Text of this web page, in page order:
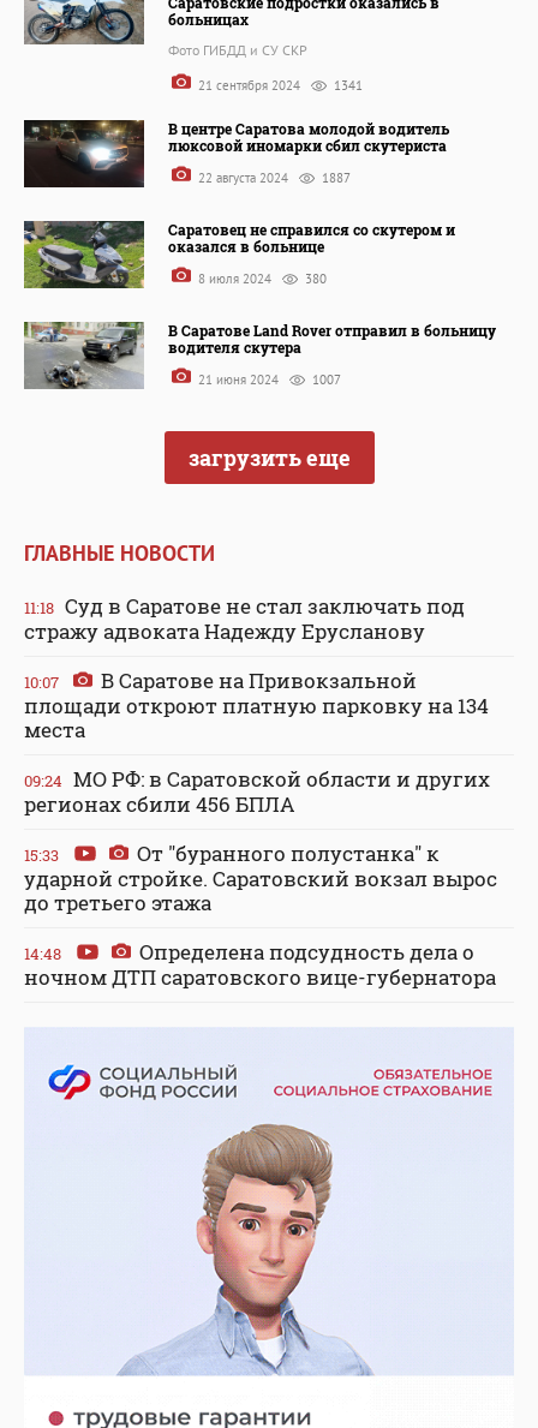
больницах
Фото ГИБДД и СУ СКР
21 сентября 2024 1341
В центре Саратова молодой водитель
люксовой иномарки сбил скутериста
22 августа 2024 1887
Саратовец не справился со скутером и
оказался в больнице
8 июля 2024 380
В Саратове Land Rover отправил в больницу
водителя скутера
21 июня 2024 1007
загрузить еще
ГЛАВНЫЕ НОВОСТИ
11:18 Суд в Саратове не стал заключать под
стражу адвоката Надежду Ерусланову
10:07
В Саратове на Привокзальной
площади откроют платную парковку на 134
места
09:24 МО РФ: в Саратовской области и других
регионах сбили 456 БПЛА
15:33
От "буранного полустанка" к
ударной стройке. Саратовский вокзал вырос
до третьего этажа
14:48
Определена подсудность дела о
ночном ДТП саратовского вице-губернатора